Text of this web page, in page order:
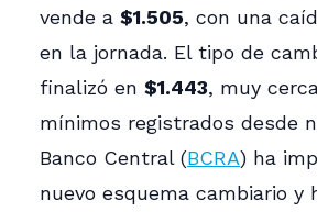
vende a $1.505, con una
en la jornada. El tipo de
finalizó en $1.443, muy
mínimos registrados desde
Banco Central (BCRA) ha
nuevo esquema cambiario y